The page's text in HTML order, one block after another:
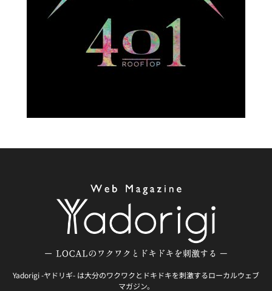
Yadorigi -ヤドリギ- は大分のワクワクとドキドキを刺激するローカルウェブ
マガジン。